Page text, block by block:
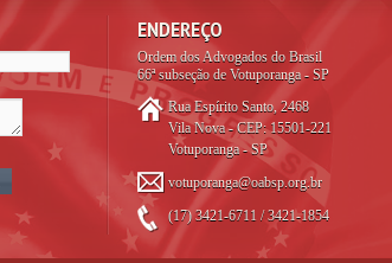
ENDEREÇO
Ordem dos Advogados do Brasil
66ª subseção de Votuporanga - SP
Rua Espírito Santo, 2468
Vila Nova - CEP: 15501-221
Votuporanga - SP
votuporanga@oabsp.org.br
(17) 3421-6711 / 3421-1854